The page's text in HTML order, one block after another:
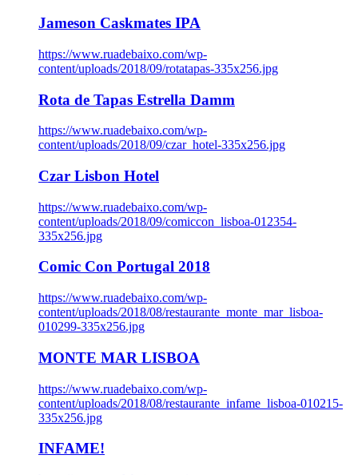
Jameson Caskmates IPA
https://www.ruadebaixo.com/wp-
content/uploads/2018/09/rotatapas-335x256.jpg
Rota de Tapas Estrella Damm
https://www.ruadebaixo.com/wp-
content/uploads/2018/09/czar_hotel-335x256.jpg
Czar Lisbon Hotel
https://www.ruadebaixo.com/wp-
content/uploads/2018/09/comiccon_lisboa-012354-
335x256.jpg
Comic Con Portugal 2018
https://www.ruadebaixo.com/wp-
content/uploads/2018/08/restaurante_monte_mar_lisboa-
010299-335x256.jpg
MONTE MAR LISBOA
https://www.ruadebaixo.com/wp-
content/uploads/2018/08/restaurante_infame_lisboa-010215-
335x256.jpg
INFAME!